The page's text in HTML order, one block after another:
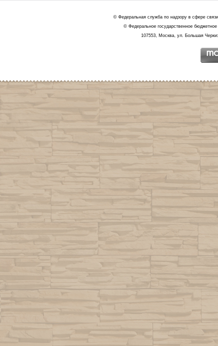
© Федеральная служба по надзору в сфере
© Федеральное государственное
107553, Москва, ул. Большая